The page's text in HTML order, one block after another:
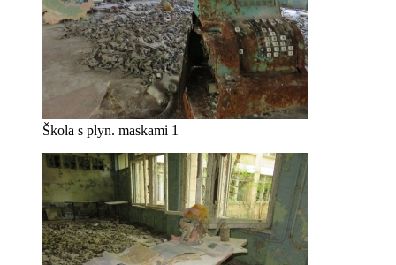
Škola s plyn. maskami 1